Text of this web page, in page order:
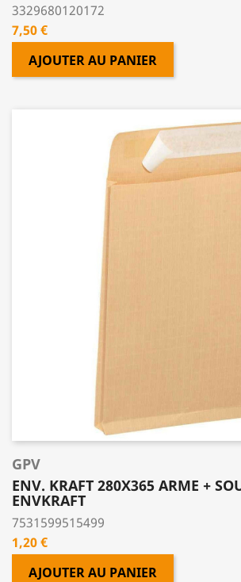
3329680120172
Prix
7,50 €
AJOUTER AU PANIER
GPV
ENV. KRAFT 280X365 ARME +
ENVKRAFT
7531599515499
Prix
1,20 €
AJOUTER AU PANIER